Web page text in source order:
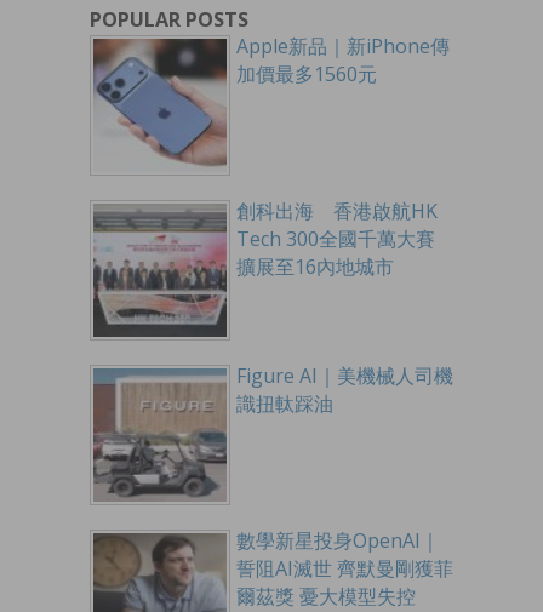
POPULAR POSTS
Apple新品｜新iPhone傳
加價最多1560元
創科出海 香港啟航HK
Tech 300全國千萬大賽
擴展至16內地城市
Figure AI｜美機械人司機
識扭軚踩油
數學新星投身OpenAI｜
誓阻AI滅世 齊默曼剛獲菲
爾茲獎 憂大模型失控